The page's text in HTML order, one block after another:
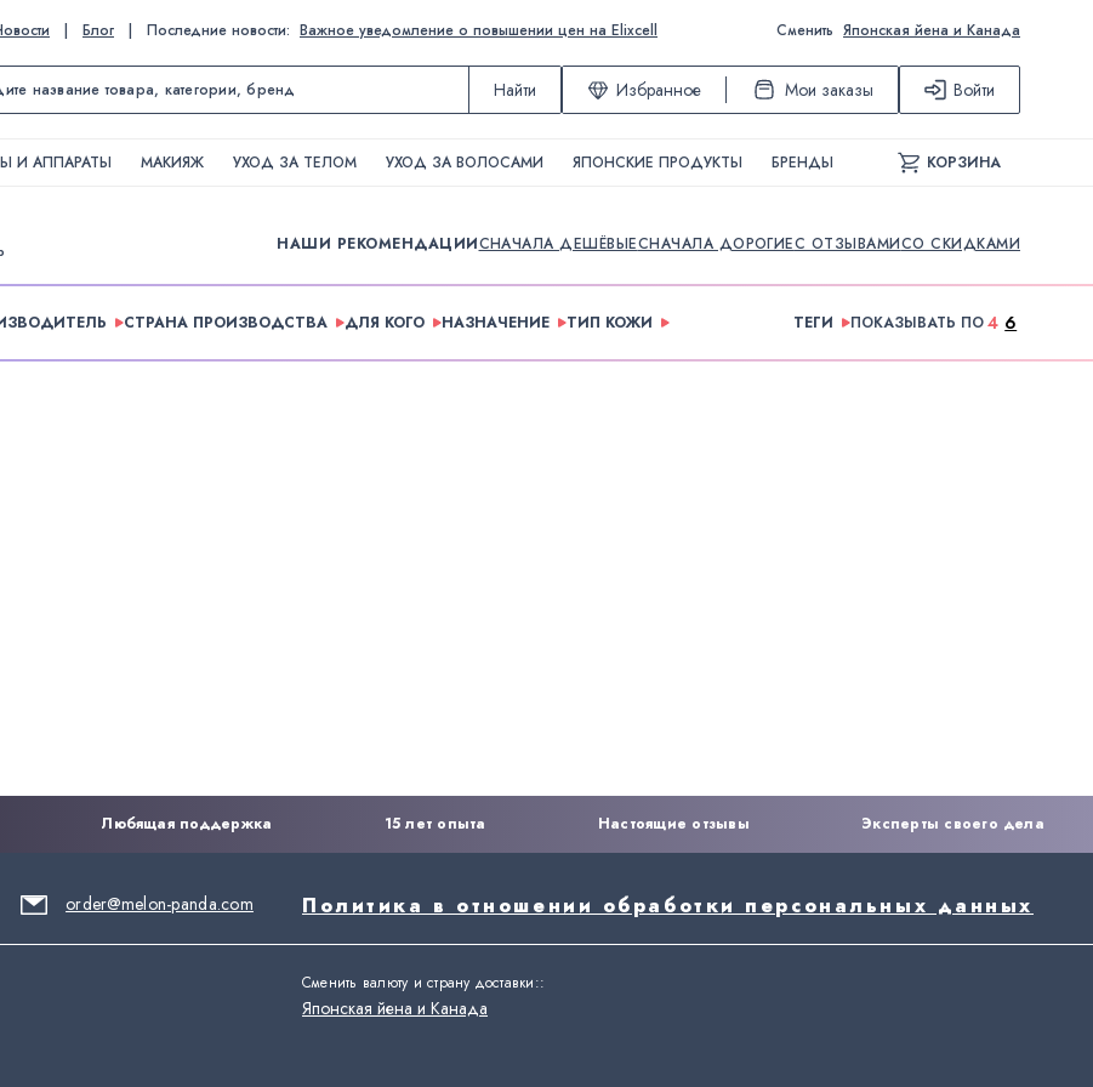
| Блог | Последние новости: Важное уведомление о повышении цен на Elixcell Сменить Японская йена и Канада
Найти Избранное Мои заказы Войти
И АППАРАТЫ МАКИЯЖ УХОД ЗА ТЕЛОМ УХОД ЗА ВОЛОСАМИ ЯПОНСКИЕ ПРОДУКТЫ БРЕНДЫ КОРЗИНА
НАШИ РЕКОМЕНДАЦИИСНАЧАЛА ДЕШЁВЫЕСНАЧАЛА ДОРОГИЕС ОТЗЫВАМИСО СКИДКАМИ
СТРАНА ПРОИЗВОДСТВА ДЛЯ КОГО НАЗНАЧЕНИЕ ТИП КОЖИ ТЕГИ ПОКАЗЫВАТЬ ПО4 6
Любящая поддержка 15 лет опыта Настоящие отзывы Эксперты своего дела
order@melon-panda.com Политика в отношении обработки персональных данных
Сменить валюту и страну доставки::
Японская йена и Канада